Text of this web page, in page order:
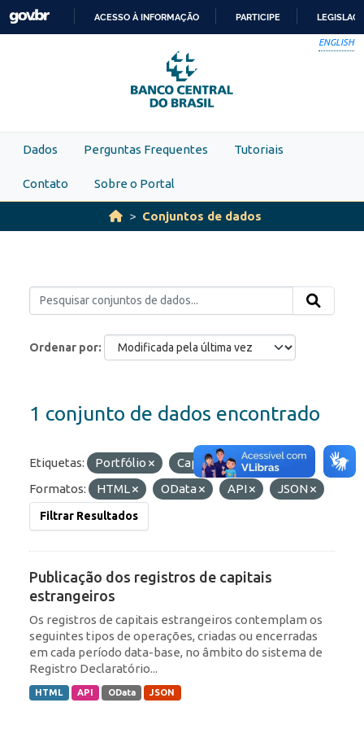
Skip to main content
PARA
O
CONTEÚDO
ACESSO À INFORMAÇÃO PARTICIPE
ENGLISH
Dados Perguntas Frequentes Tutoriais
Contato Sobre o Portal
Conjuntos de dados
Ordenar por
1 conjunto de dados encontrado
Etiquetas: Portfólio
Capitais Estrangeiros
Formatos:
HTML OData API JSON
Filtrar Resultados
Publicação dos registros de capitais
estrangeiros
Os registros de capitais estrangeiros contemplam os
seguintes tipos de operações, criadas ou encerradas
em cada período data-base, no âmbito do sistema de
Registro Declaratório...
HTML API OData JSON